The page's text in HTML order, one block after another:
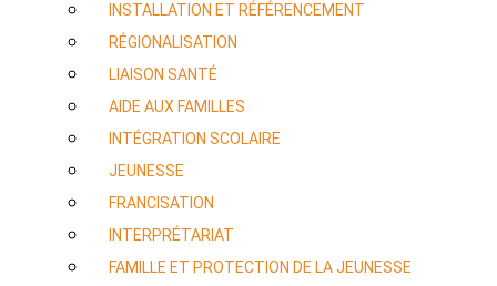
INSTALLATION ET RÉFÉRENCEMENT
RÉGIONALISATION
LIAISON SANTÉ
AIDE AUX FAMILLES
INTÉGRATION SCOLAIRE
JEUNESSE
FRANCISATION
INTERPRÉTARIAT
FAMILLE ET PROTECTION DE LA JEUNESSE